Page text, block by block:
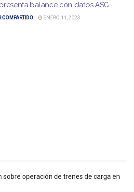
presenta balance con datos ASG
COMPARTIDO ENERO 11, 2023
sobre operación de trenes de carga en